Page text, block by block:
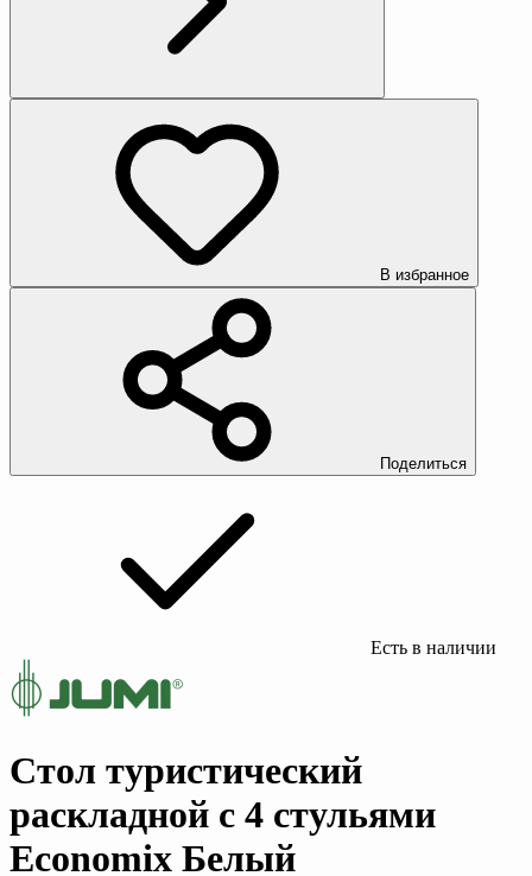
В избранное
Поделиться
Есть в наличии
Стол туристический
раскладной с 4 стульями
Economix Белый